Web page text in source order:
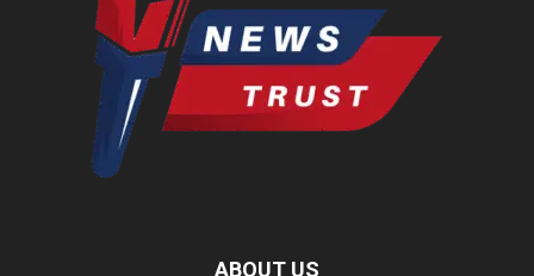
ABOUT US